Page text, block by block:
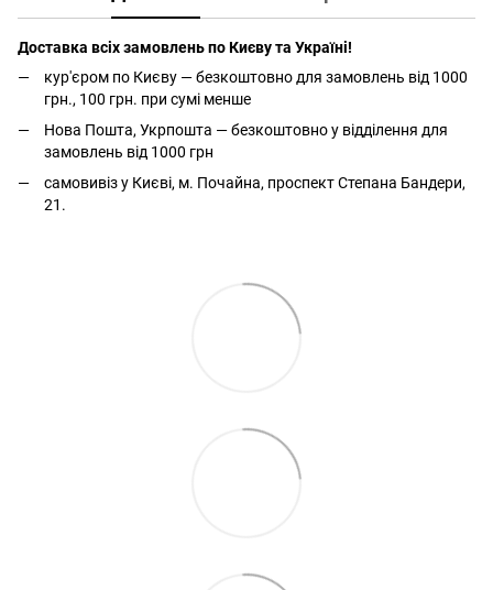
Доставка всіх замовлень по Києву та Україні!
кур'єром по Києву — безкоштовно для замовлень від 1000
грн., 100 грн. при сумі менше
Нова Пошта, Укрпошта — безкоштовно у відділення для
замовлень від 1000 грн
самовивіз у Києві, м. Почайна, проспект Степана Бандери,
21.